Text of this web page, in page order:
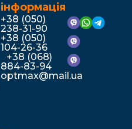
інформація
+38 (050)
238-31-90
+38 (050)
104-26-36
+38 (068)
884-83-94
optmax@mail.ua